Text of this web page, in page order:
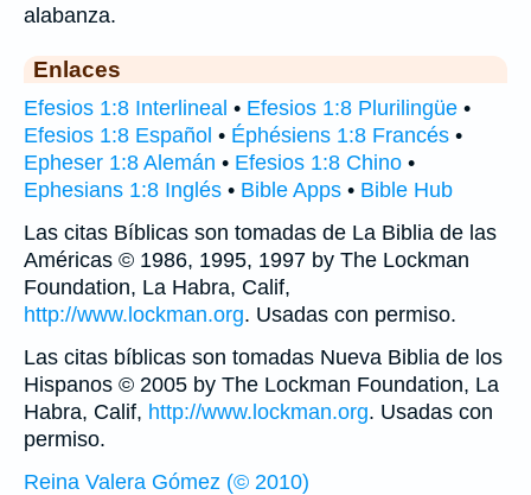
alabanza.
Enlaces
Efesios 1:8 Interlineal • Efesios 1:8 Plurilingüe •
Efesios 1:8 Español • Éphésiens 1:8 Francés •
Epheser 1:8 Alemán • Efesios 1:8 Chino •
Ephesians 1:8 Inglés • Bible Apps • Bible Hub
Las citas Bíblicas son tomadas de La Biblia de las
Américas © 1986, 1995, 1997 by The Lockman
Foundation, La Habra, Calif,
http://www.lockman.org. Usadas con permiso.
Las citas bíblicas son tomadas Nueva Biblia de los
Hispanos © 2005 by The Lockman Foundation, La
Habra, Calif, http://www.lockman.org. Usadas con
permiso.
Reina Valera Gómez (© 2010)